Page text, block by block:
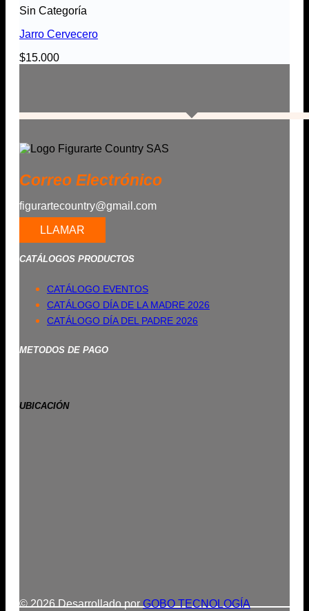
Sin Categoría
Jarro Cervecero
$15.000
Correo Electrónico
figurartecountry@gmail.com
LLAMAR
CATÁLOGOS PRODUCTOS
CATÁLOGO EVENTOS
CATÁLOGO DÍA DE LA MADRE 2026
CATÁLOGO DÍA DEL PADRE 2026
METODOS DE PAGO
UBICACIÓN
© 2026 Desarrollado porGOBO TECNOLOGÍA